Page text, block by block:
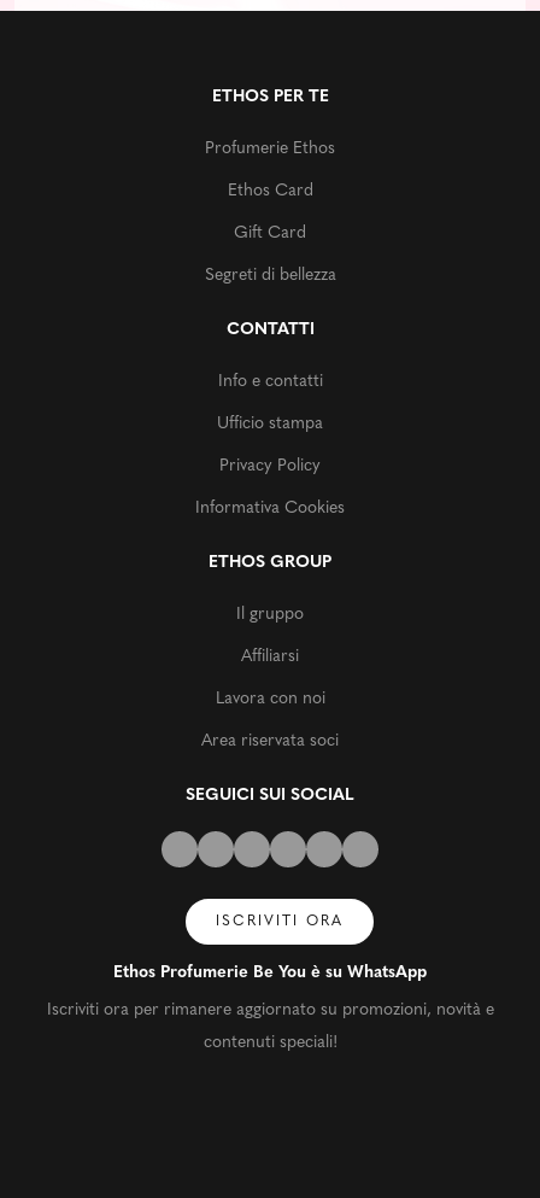
ETHOS PER TE
Profumerie Ethos
Ethos Card
Gift Card
Segreti di bellezza
CONTATTI
Info e contatti
Ufficio stampa
Privacy Policy
Informativa Cookies
ETHOS GROUP
Il gruppo
Affiliarsi
Lavora con noi
Area riservata soci
SEGUICI SUI SOCIAL
ISCRIVITI ORA
Ethos Profumerie Be You è su WhatsApp
Iscriviti ora per rimanere aggiornato su promozioni, novità e
contenuti speciali!